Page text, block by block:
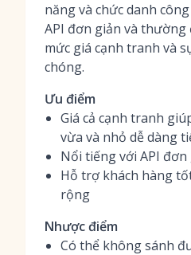
năng và chức danh
API đơn giản và
mức giá cạnh tranh và
chóng.
Ưu điểm
Giá cả cạnh tranh
vừa và nhỏ dễ dàng
Nổi tiếng với API
Hỗ trợ khách hàng
rộng
Nhược điểm
Có thể không sánh